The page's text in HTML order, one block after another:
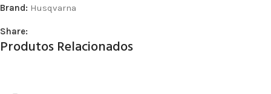
Brand: Husqvarna
Share:
Produtos Relacionados